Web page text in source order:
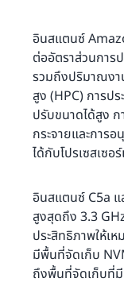
อินสแตนซ์
ต่ออัตราส่วนการ
รวมถึงปริมาณงา
สูง (HPC) การป
ปรับขนาดได้สูง ก
กระจายและการ
ได้กับโปรเซสเซ
อินสแตนซ์ C5a แ
สูงสุดถึง 3.3
ประสิทธิภาพให้เ
มีพื้นที่จัดเก็บ
ถึงพื้นที่จัดเก็บที่มี